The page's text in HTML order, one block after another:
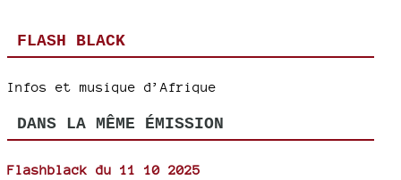
FLASH BLACK
Infos et musique d’Afrique
DANS LA MÊME ÉMISSION
Flashblack du 11 10 2025